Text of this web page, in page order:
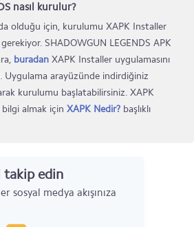
nasıl kurulur?
olduğu için, kurulumu XAPK Installer
SHADOWGUN LEGENDS APK
buradan XAPK Installer uygulamasını
Uygulama arayüzünde indirdiğiniz
kurulumu başlatabilirsiniz. XAPK
bilgi almak için XAPK Nedir? başlıklı
takip edin
sosyal medya akışınıza